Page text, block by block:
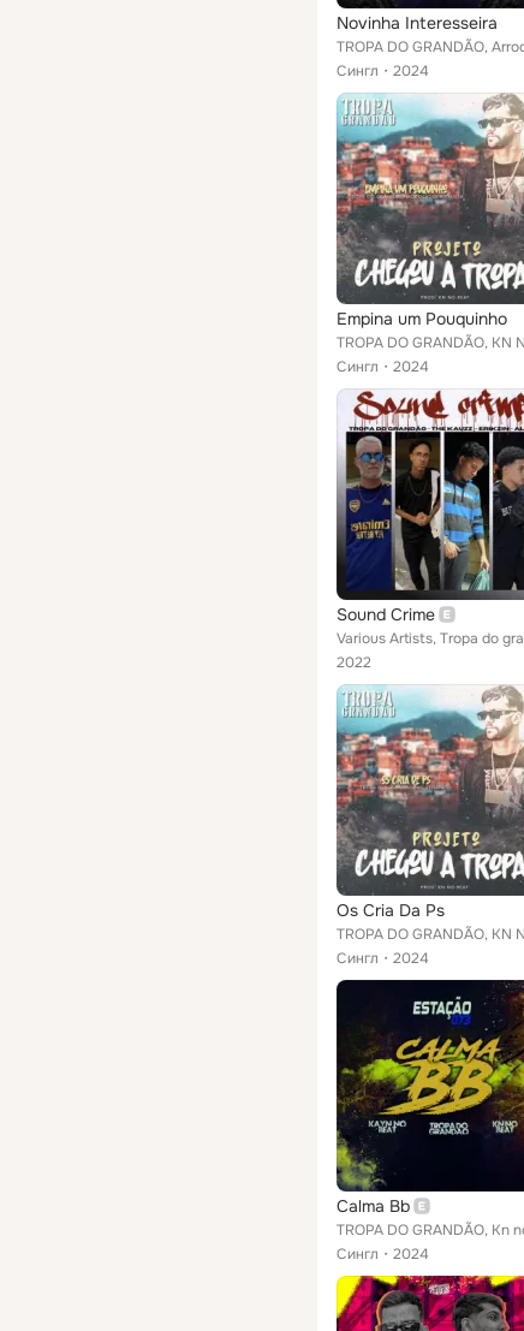
Novinha Interesseira
Сингл
2024
Empina um Pouquinho
Сингл
2024
Sound Crime
2022
Os Cria Da Ps
Сингл
2024
Calma Bb
Сингл
2024